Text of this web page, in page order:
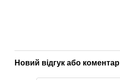
Новий відгук або коментар